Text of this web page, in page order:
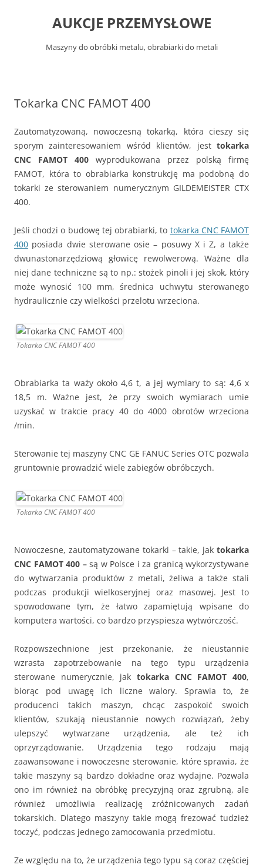
AUKCJE PRZEMYSŁOWE
Maszyny do obróbki metalu, obrabiarki do metali
Tokarka CNC FAMOT 400
Zautomatyzowaną, nowoczesną tokarką, która cieszy się
sporym zainteresowaniem wśród klientów, jest tokarka
CNC FAMOT 400 wyprodukowana przez polską firmę
FAMOT, która to obrabiarka konstrukcję ma podobną do
tokarki ze sterowaniem numerycznym GILDEMEISTER CTX
400.
Jeśli chodzi o budowę tej obrabiarki, to tokarka CNC FAMOT
400 posiada dwie sterowane osie – posuwy X i Z, a także
dwunastonarzędziową głowicę rewolwerową. Ważne dla
niej dane techniczne są to np.: stożek pinoli i jej skok, który
może wynosić 100 mm, średnica uchwytu sterowanego
hydraulicznie czy wielkości przelotu wrzeciona.
Tokarka CNC FAMOT 400
Obrabiarka ta waży około 4,6 t, a jej wymiary to są: 4,6 x
18,5 m. Ważne jest, że przy swoich wymiarach umie
uzyskać w trakcie pracy 40 do 4000 obrotów wrzeciona
/min.
Sterowanie tej maszyny CNC GE FANUC Series OTC pozwala
gruntownie prowadzić wiele zabiegów obróbczych.
Tokarka CNC FAMOT 400
Nowoczesne, zautomatyzowane tokarki – takie, jak tokarka
CNC FAMOT 400 –są w Polsce i za granicą wykorzystywane
do wytwarzania produktów z metali, żeliwa a także stali
podczas produkcji wielkoseryjnej oraz masowej. Jest to
spowodowane tym, że łatwo zapamiętują wpisane do
komputera wartości, co bardzo przyspiesza wytwórczość.
Rozpowszechnione jest przekonanie, że nieustannie
wzrasta zapotrzebowanie na tego typu urządzenia
sterowane numerycznie, jak tokarka CNC FAMOT 400,
biorąc pod uwagę ich liczne walory. Sprawia to, że
producenci takich maszyn, chcąc zaspokoić swoich
klientów, szukają nieustannie nowych rozwiązań, żeby
ulepszyć wytwarzane urządzenia, ale też ich
oprzyrządowanie. Urządzenia tego rodzaju mają
zaawansowane i nowoczesne sterowanie, które sprawia, że
takie maszyny są bardzo dokładne oraz wydajne. Pozwala
ono im również na obróbkę precyzyjną oraz zgrubną, ale
również umożliwia realizację zróżnicowanych zadań
tokarskich. Dlatego maszyny takie mogą frezować tudzież
toczyć, podczas jednego zamocowania przedmiotu.
Ze względu na to, że urządzenia tego typu są coraz częściej